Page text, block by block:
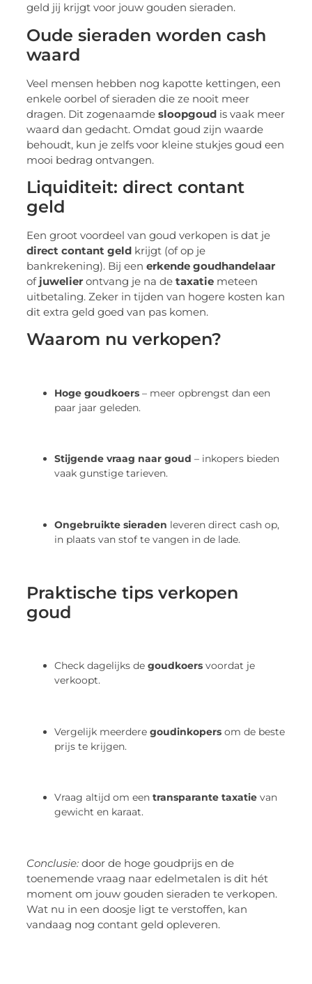
geld jij krijgt voor jouw gouden sieraden.
Oude sieraden worden cash
waard
Veel mensen hebben nog kapotte kettingen, een
enkele oorbel of sieraden die ze nooit meer
dragen. Dit zogenaamdesloopgoud is vaak meer
waard dan gedacht. Omdat goud zijn waarde
behoudt, kun je zelfs voor kleine stukjes goud een
mooi bedrag ontvangen.
Liquiditeit: direct contant
geld
Een groot voordeel van goud verkopen is dat je
direct contant geld krijgt (of op je
bankrekening). Bij eenerkende goudhandelaar
of juwelier ontvang je na detaxatie meteen
uitbetaling. Zeker in tijden van hogere kosten kan
dit extra geld goed van pas komen.
Waarom nu verkopen?
Hoge goudkoers – meer opbrengst dan een
paar jaar geleden.
Stijgende vraag naar goud – inkopers bieden
vaak gunstige tarieven.
Ongebruikte sieraden leveren direct cash op,
in plaats van stof te vangen in de lade.
Praktische tips verkopen
goud
Check dagelijks degoudkoers voordat je
verkoopt.
Vergelijk meerderegoudinkopers om de beste
prijs te krijgen.
Vraag altijd om eentransparante taxatie van
gewicht en karaat.
Conclusie: door de hoge goudprijs en de
toenemende vraag naar edelmetalen is dit hét
moment om jouw gouden sieraden te verkopen.
Wat nu in een doosje ligt te verstoffen, kan
vandaag nog contant geld opleveren.